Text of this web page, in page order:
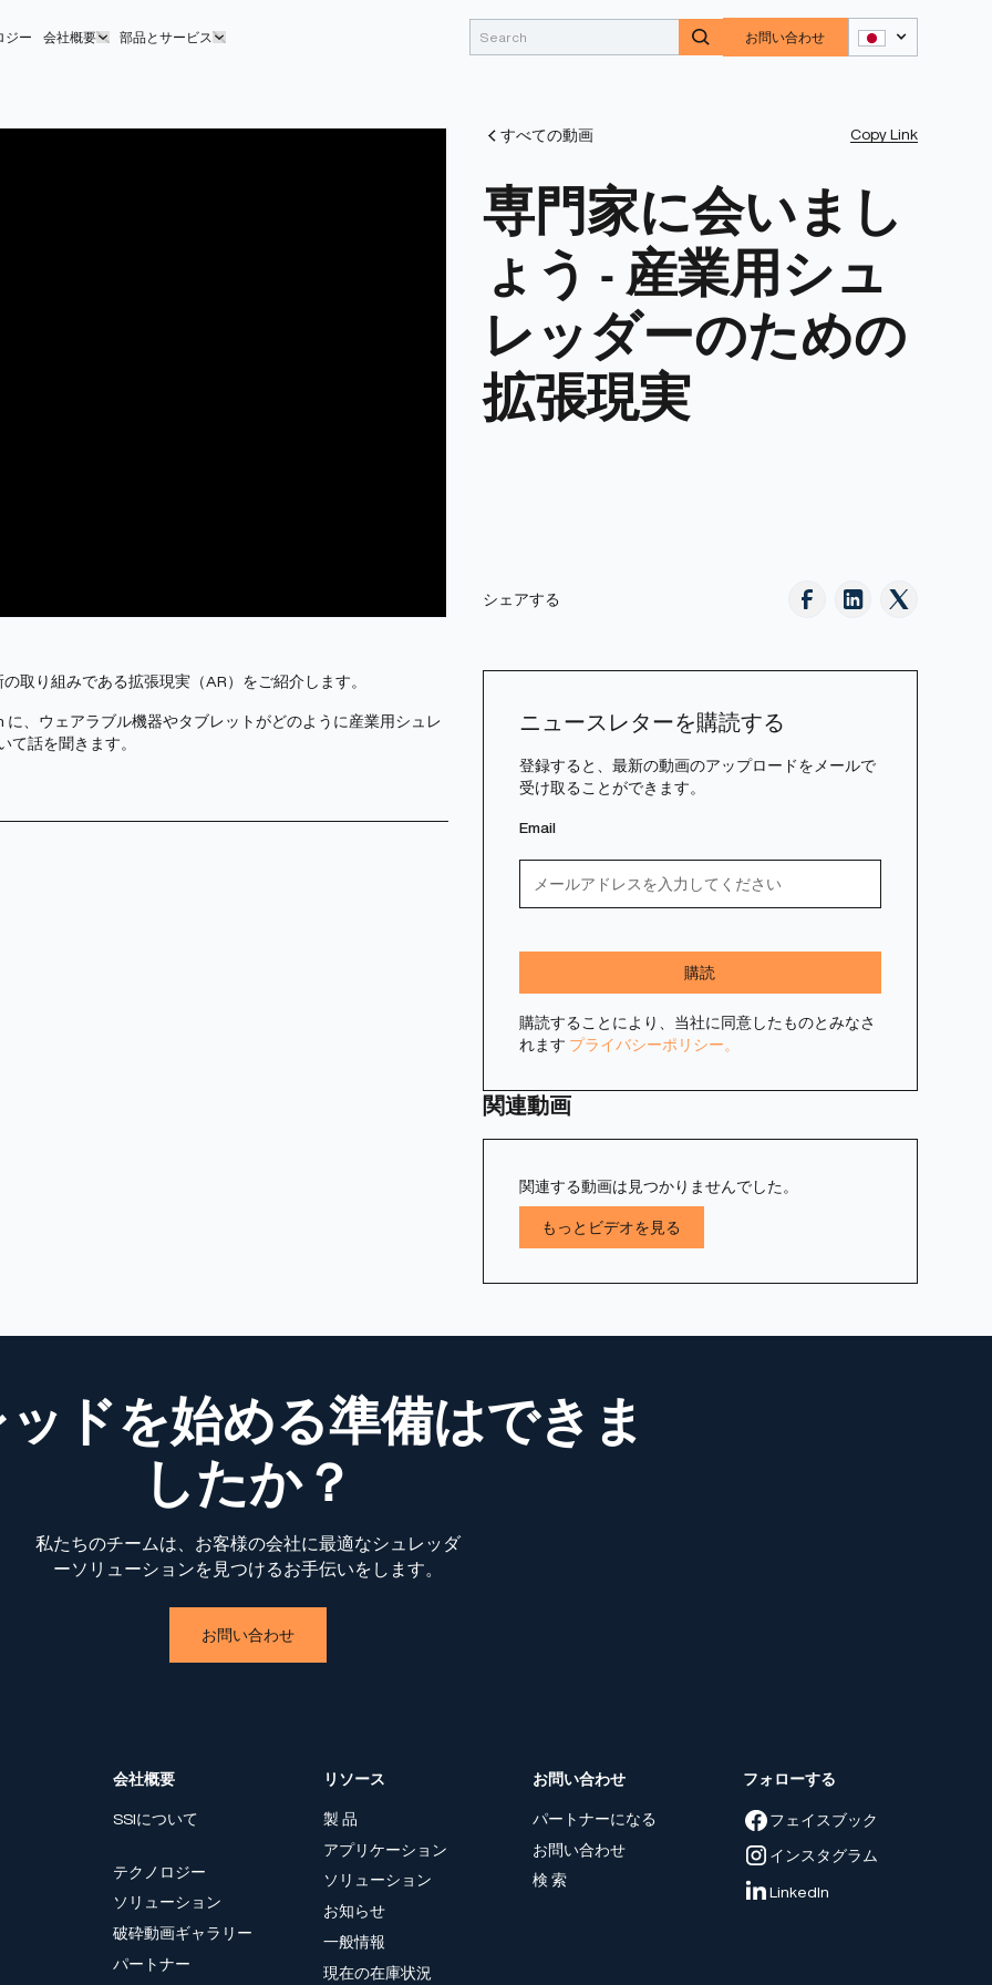
ジー 会社概要 部品とサービス お問い合わせ
すべての動画 Copy Link
専門家に会いまし
ょう - 産業用シュ
レッダーのための
拡張現実
シェアする
取り組みである拡張現実（AR）をご紹介します。
、ウェアラブル機器やタブレットがどのように産業用シュレ
て話を聞きます。
ニュースレターを購読する
登録すると、最新の動画のアップロードをメールで
受け取ることができます。
Email
購読することにより、当社に同意したものとみなさ
れます プライバシーポリシー。
関連動画
関連する動画は見つかりませんでした。
もっとビデオを見る
ドを始める準備はできま
したか？
私たちのチームは、お客様の会社に最適なシュレッダ
ーソリューションを見つけるお手伝いをします。
お問い合わせ
会社概要
SSIについて
テクノロジー
ソリューション
破砕動画ギャラリー
パートナー
リソース
製 品
アプリケーション
ソリューション
お知らせ
一般情報
現在の在庫状況
お問い合わせ
パートナーになる
お問い合わせ
検 索
フォローする
フェイスブック
インスタグラム
LinkedIn